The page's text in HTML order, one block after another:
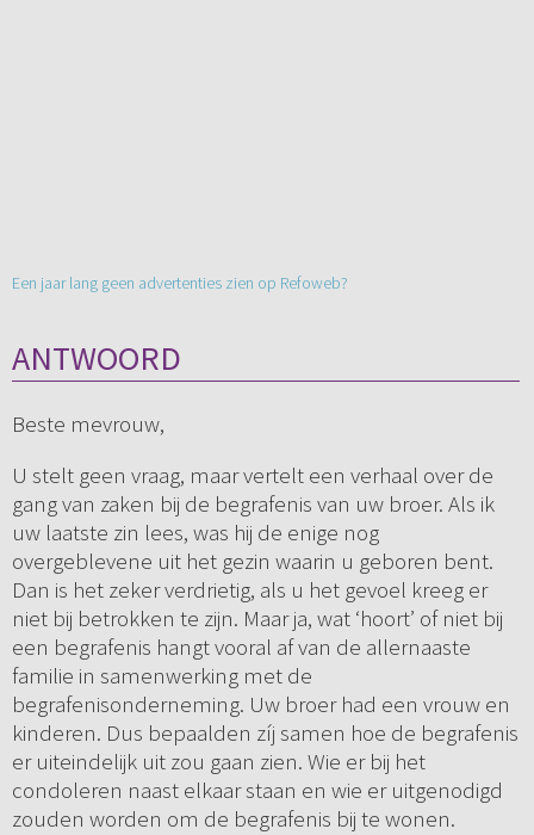
Een jaar lang geen advertenties zien op Refoweb?
ANTWOORD
Beste mevrouw,
U stelt geen vraag, maar vertelt een verhaal over de
gang van zaken bij de begrafenis van uw broer. Als ik
uw laatste zin lees, was hij de enige nog
overgeblevene uit het gezin waarin u geboren bent.
Dan is het zeker verdrietig, als u het gevoel kreeg er
niet bij betrokken te zijn. Maar ja, wat ‘hoort’ of niet bij
een begrafenis hangt vooral af van de allernaaste
familie in samenwerking met de
begrafenisonderneming. Uw broer had een vrouw en
kinderen. Dus bepaalden zíj samen hoe de begrafenis
er uiteindelijk uit zou gaan zien. Wie er bij het
condoleren naast elkaar staan en wie er uitgenodigd
zouden worden om de begrafenis bij te wonen.